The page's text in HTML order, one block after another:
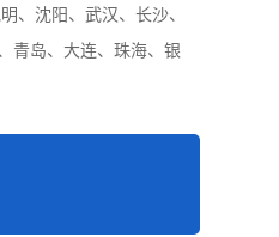
、沈阳、武汉、长沙、
青岛、大连、珠海、银